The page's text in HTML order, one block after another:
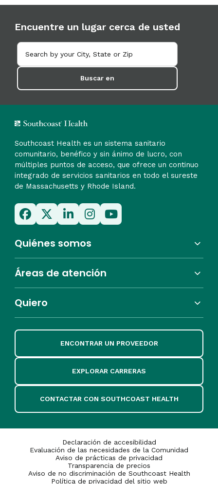
Encuentre un lugar cerca de usted
Buscar en
Southcoast Health es un sistema sanitario
comunitario, benéfico y sin ánimo de lucro, con
múltiples puntos de acceso, que ofrece un continuo
integrado de servicios sanitarios en todo el sureste
de Massachusetts y Rhode Island.
Quiénes somos
Áreas de atención
Quiero
ENCONTRAR UN PROVEEDOR
EXPLORAR CARRERAS
CONTACTAR CON SOUTHCOAST HEALTH
Declaración de accesibilidad
Evaluación de las necesidades de la Comunidad
Aviso de prácticas de privacidad
Transparencia de precios
Aviso de no discriminación de Southcoast Health
Política de privacidad del sitio web